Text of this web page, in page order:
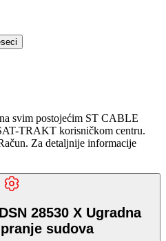
svim postojećim ST CABLE
TRAKT korisničkom centru.
Za detaljnije informacije
28530 X Ugradna
sudova